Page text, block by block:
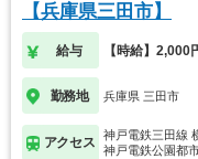
【兵庫県三田市】
給与 【時給】2,000
勤務地 兵庫県 三田市
アクセス
神戸電鉄三田線
神戸電鉄公園都